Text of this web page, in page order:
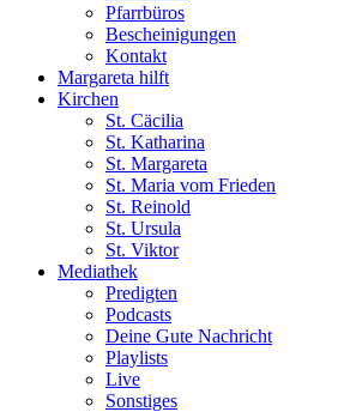
Pfarrbüros
Bescheinigungen
Kontakt
Margareta hilft
Kirchen
St. Cäcilia
St. Katharina
St. Margareta
St. Maria vom Frieden
St. Reinold
St. Ursula
St. Viktor
Mediathek
Predigten
Podcasts
Deine Gute Nachricht
Playlists
Live
Sonstiges